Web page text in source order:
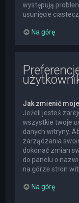
występują
usunięcie
Na górę
Jak zmienić
Jeżeli jesteś
wszystkie twoje
danych witryny.
zarządzania
dokonać zmian
do panelu o
na górze stron
Na górę